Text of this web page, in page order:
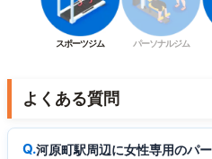
スポーツジム パーソナルジム
よくある質問
河原町駅周辺に女性専用のパ